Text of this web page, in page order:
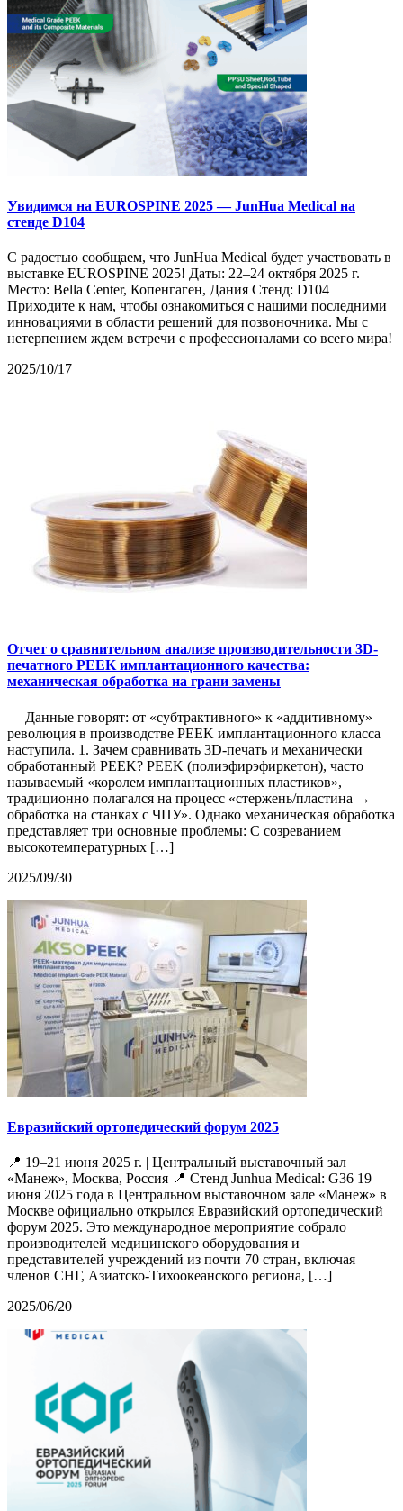
Увидимся на EUROSPINE 2025 — JunHua Medical на
стенде D104
С радостью сообщаем, что JunHua Medical будет участвовать в
выставке EUROSPINE 2025! Даты: 22–24 октября 2025 г.
Место: Bella Center, Копенгаген, Дания Стенд: D104
Приходите к нам, чтобы ознакомиться с нашими последними
инновациями в области решений для позвоночника. Мы с
нетерпением ждем встречи с профессионалами со всего мира!
2025/10/17
Отчет о сравнительном анализе производительности 3D-
печатного PEEK имплантационного качества:
механическая обработка на грани замены
— Данные говорят: от «субтрактивного» к «аддитивному» —
революция в производстве PEEK имплантационного класса
наступила. 1. Зачем сравнивать 3D-печать и механически
обработанный PEEK? PEEK (полиэфирэфиркетон), часто
называемый «королем имплантационных пластиков»,
традиционно полагался на процесс «стержень/пластина →
обработка на станках с ЧПУ». Однако механическая обработка
представляет три основные проблемы: С созреванием
высокотемпературных […]
2025/09/30
Евразийский ортопедический форум 2025
📍 19–21 июня 2025 г. | Центральный выставочный зал
«Манеж», Москва, Россия 📍 Стенд Junhua Medical: G36 19
июня 2025 года в Центральном выставочном зале «Манеж» в
Москве официально открылся Евразийский ортопедический
форум 2025. Это международное мероприятие собрало
производителей медицинского оборудования и
представителей учреждений из почти 70 стран, включая
членов СНГ, Азиатско-Тихоокеанского региона, […]
2025/06/20